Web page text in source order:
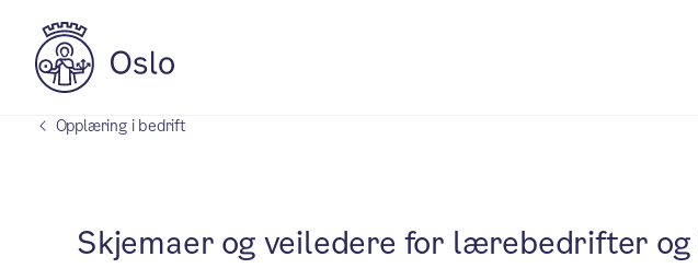
Opplæring i bedrift
Skjemaer og veiledere for lærebedrifter